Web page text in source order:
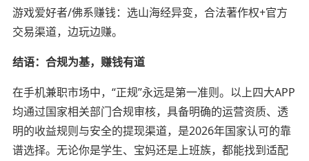
游戏爱好者/佛系赚钱：选山海经异变，合法著作权+官方
交易渠道，边玩边赚。
结语：合规为基，赚钱有道
在手机兼职市场中，“正规”永远是第一准则。以上四大APP
均通过国家相关部门合规审核，具备明确的运营资质、透
明的收益规则与安全的提现渠道，是2026年国家认可的靠
谱选择。无论你是学生、宝妈还是上班族，都能找到适配